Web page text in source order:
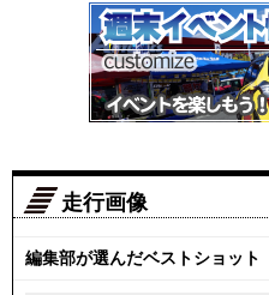
走行画像
編集部が選んだベストショット